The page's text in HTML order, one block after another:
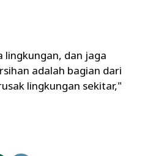
dan jaga
adalah bagian dari
lingkungan sekitar,"